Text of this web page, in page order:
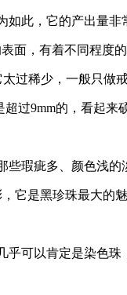
此，它的产出量
面，有着不同程度
过稀少，一般只做
过9mm的，看起
瑕疵多、颜色浅
它是黑珍珠最大的
可以肯定是染色珠